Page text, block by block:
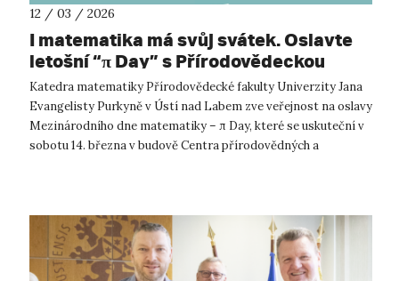
12 / 03 / 2026
I matematika má svůj svátek. Oslavte
letošní “π Day” s Přírodovědeckou
fakultou UJEP.
Katedra matematiky Přírodovědecké fakulty Univerzity Jana
Evangelisty Purkyně v Ústí nad Labem zve veřejnost na oslavy
Mezinárodního dne matematiky – π Day, které se uskuteční v
sobotu 14. března v budově Centra přírodovědných a